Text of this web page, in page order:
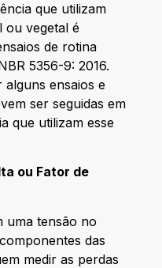
que utilizam
ou vegetal é
de rotina
5356-9: 2016.
ensaios e
ser seguidas em
que utilizam esse
ou Fator de
uma tensão no
das
medir as perdas